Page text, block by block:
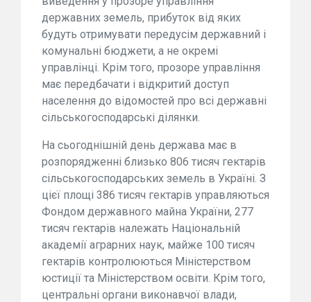
державних земель, прибуток від яких
будуть отримувати передусім державний і
комунальні бюджети, а не окремі
управлінці. Крім того, прозоре управління
має передбачати і відкритий доступ
населення до відомостей про всі державні
сільськогосподарські ділянки.
На сьогоднішній день держава має в
розпорядженні близько 806 тисяч гектарів
сільськогосподарських земель в Україні. З
цієї площі 386 тисяч гектарів управляються
Фондом державного майна України, 277
тисяч гектарів належать Національній
академії аграрних наук, майже 100 тисяч
гектарів контролюються Міністерством
юстиції та Міністерством освіти. Крім того,
центральні органи виконавчої влади,